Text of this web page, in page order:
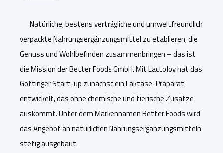
Natürliche, bestens verträgliche und umweltfreundlich
verpackte Nahrungsergänzungsmittel zu etablieren, die
Genuss und Wohlbefinden zusammenbringen – das ist
die Mission der Better Foods GmbH. Mit LactoJoy hat das
Göttinger Start-up zunächst ein Laktase-Präparat
entwickelt, das ohne chemische und tierische Zusätze
auskommt. Unter dem Markennamen Better Foods wird
das Angebot an natürlichen Nahrungsergänzungsmitteln
stetig ausgebaut.